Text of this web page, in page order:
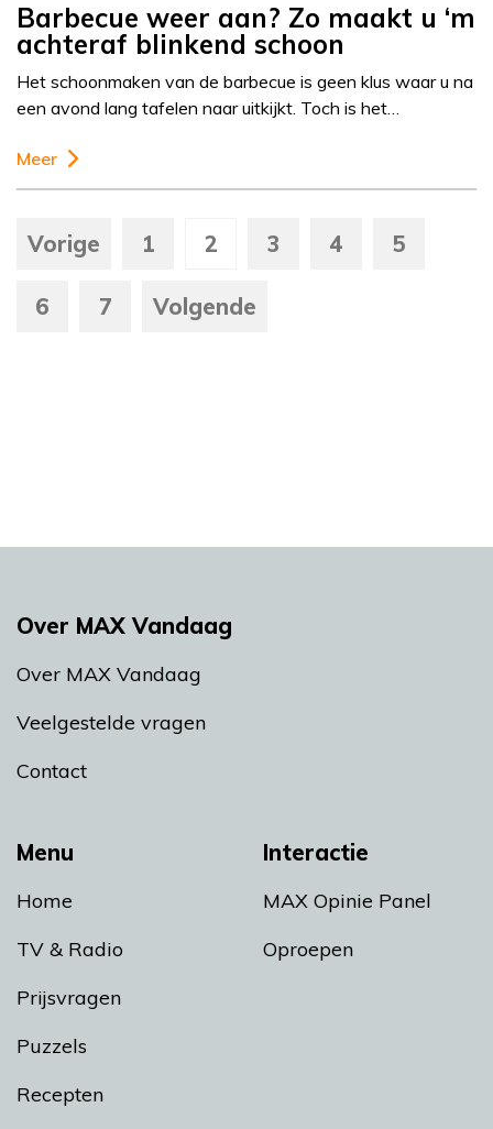
Barbecue weer aan? Zo maakt u ‘m
achteraf blinkend schoon
Het schoonmaken van de barbecue is geen klus waar u na
een avond lang tafelen naar uitkijkt. Toch is het…
Meer
Vorige 1 2 3 4 5
6 7 Volgende
Menu
Home
TV & Radio
Prijsvragen
Puzzels
Recepten
Interactie
MAX Opinie Panel
Oproepen
Over MAX Vandaag
Over MAX Vandaag
Veelgestelde vragen
Contact